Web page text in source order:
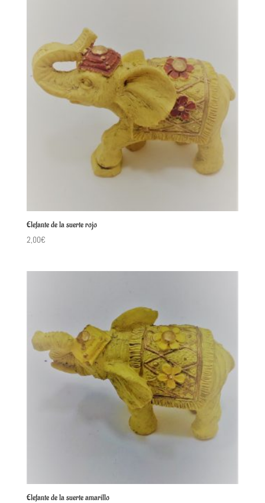
Elefante de la suerte rojo
2,00€
Elefante de la suerte amarillo